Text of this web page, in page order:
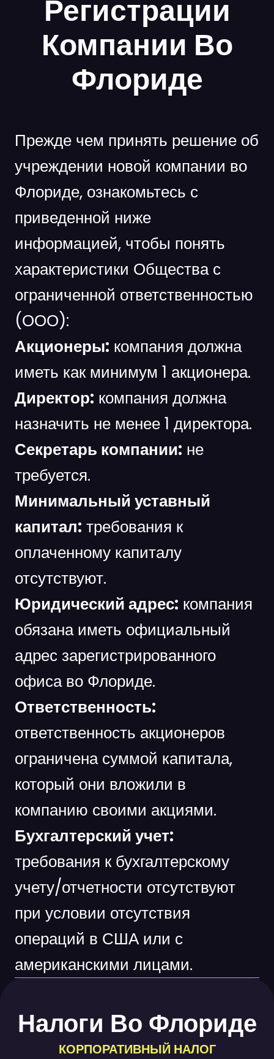
Регистрации
Компании Во
Флориде
Прежде чем принять решение об
учреждении новой компании во
Флориде, ознакомьтесь с
приведенной ниже
информацией, чтобы понять
характеристики Общества с
ограниченной ответственностью
(ООО):
Акционеры: компания должна
иметь как минимум 1 акционера.
Директор: компания должна
назначить не менее 1 директора.
Секретарь компании: не
требуется.
Минимальный уставный
капитал: требования к
оплаченному капиталу
отсутствуют.
Юридический адрес: компания
обязана иметь официальный
адрес зарегистрированного
офиса во Флориде.
Ответственность:
ответственность акционеров
ограничена суммой капитала,
который они вложили в
компанию своими акциями.
Бухгалтерский учет:
требования к бухгалтерскому
учету/отчетности отсутствуют
при условии отсутствия
операций в США или с
американскими лицами.
Налоги Во Флориде
КОРПОРАТИВНЫЙ НАЛОГ